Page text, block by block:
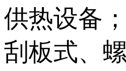
供热设备
刮板式、